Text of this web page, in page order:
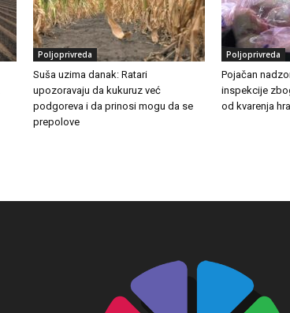
Poljoprivreda
Suša uzima danak: Ratari
upozoravaju da kukuruz već
podgoreva i da prinosi mogu da se
prepolove
Poljoprivreda
Pojačan
inspekcije
od kvarenja